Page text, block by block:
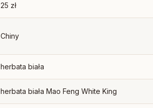
25 zł
Chiny
herbata biała
herbata biała Mao Feng White King